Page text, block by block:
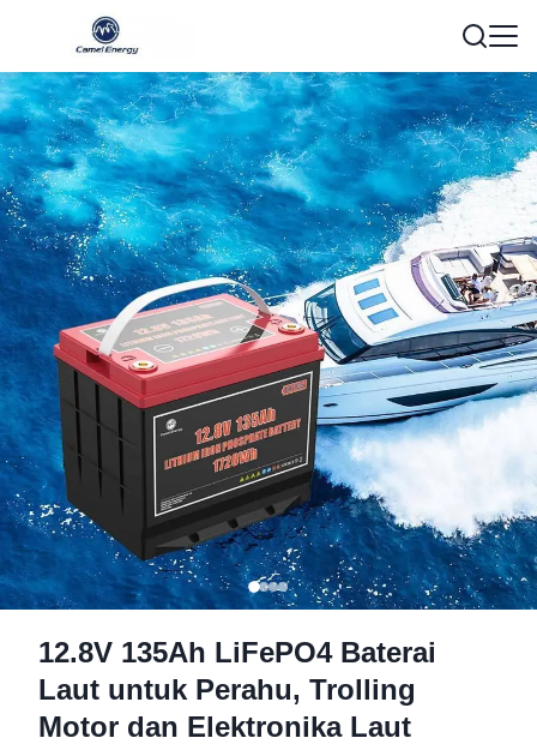
12.8V 135Ah LiFePO4 Baterai
Laut untuk Perahu, Trolling
Motor dan Elektronika Laut